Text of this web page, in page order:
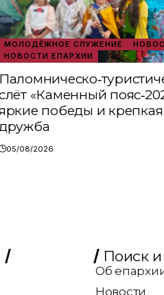
МОЛОДЁЖНОЕ СЛУЖЕНИЕ
НОВОСТИ ЕПАРХИИ
«Каменный
победы и крепкая
05/08/2026
Поиск
Об
Новости